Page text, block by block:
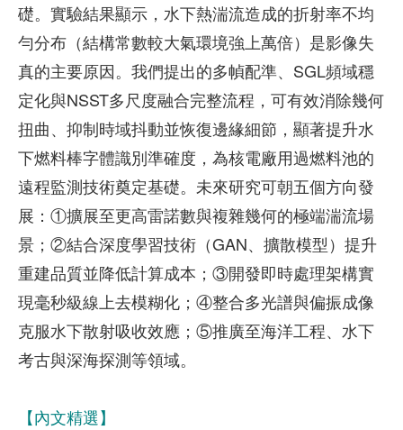
礎。實驗結果顯示，水下熱湍流造成的折射率不均
勻分布（結構常數較大氣環境強上萬倍）是影像失
真的主要原因。我們提出的多幀配準、SGL頻域穩
定化與NSST多尺度融合完整流程，可有效消除幾何
扭曲、抑制時域抖動並恢復邊緣細節，顯著提升水
下燃料棒字體識別準確度，為核電廠用過燃料池的
遠程監測技術奠定基礎。未來研究可朝五個方向發
展：①擴展至更高雷諾數與複雜幾何的極端湍流場
景；②結合深度學習技術（GAN、擴散模型）提升
重建品質並降低計算成本；③開發即時處理架構實
現毫秒級線上去模糊化；④整合多光譜與偏振成像
克服水下散射吸收效應；⑤推廣至海洋工程、水下
考古與深海探測等領域。
【內文精選】